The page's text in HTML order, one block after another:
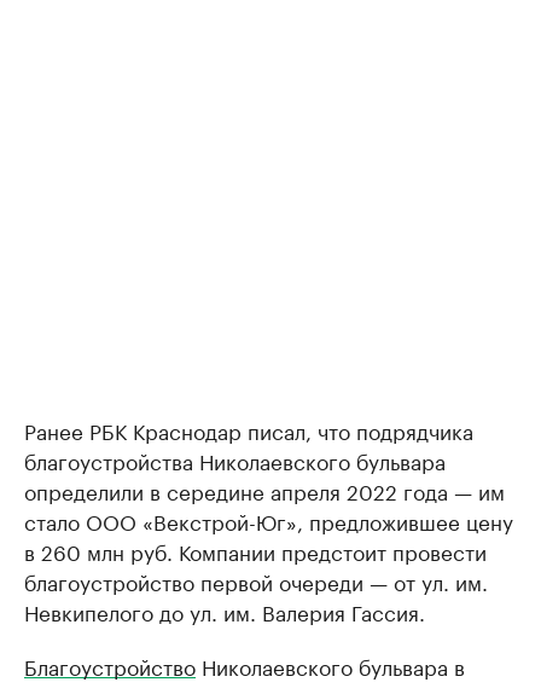
Ранее РБК Краснодар писал, что подрядчика
благоустройства Николаевского бульвара
определили в середине апреля 2022 года — им
стало ООО «Векстрой-Юг», предложившее цену
в 260 млн руб. Компании предстоит провести
благоустройство первой очереди — от ул. им.
Невкипелого до ул. им. Валерия Гассия.
Благоустройство Николаевского бульвара в